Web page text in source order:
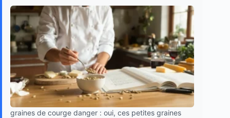
graines de courge danger : oui, ces petites graines